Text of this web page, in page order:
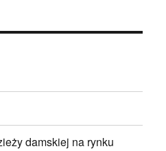
damskiej na rynku